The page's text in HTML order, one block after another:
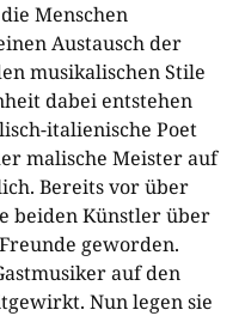
Menschen
Austausch der
musikalischen Stile
dabei entstehen
italienische Poet
malische Meister auf
Bereits vor über
beiden Künstler über
geworden.
auf den
Nun legen sie